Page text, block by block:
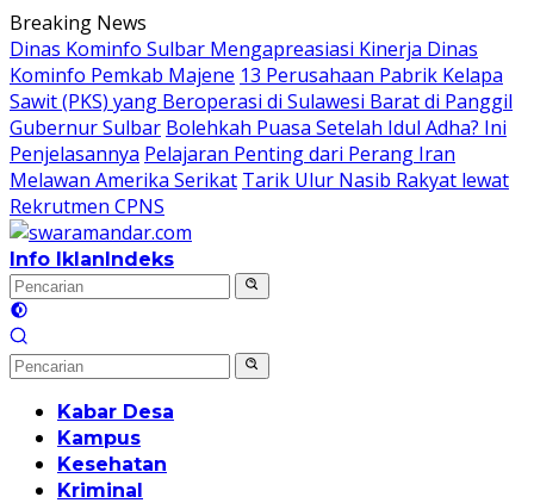
Langsung
ke
konten
Breaking News
Dinas Kominfo Sulbar Mengapreasiasi Kinerja Dinas
Kominfo Pemkab Majene 13 Perusahaan Pabrik Kelapa
Sawit (PKS) yang Beroperasi di Sulawesi Barat di Panggil
Gubernur Sulbar Bolehkah Puasa Setelah Idul Adha? Ini
Penjelasannya Pelajaran Penting dari Perang Iran
Melawan Amerika Serikat Tarik Ulur Nasib Rakyat lewat
Rekrutmen CPNS
Info IklanIndeks
Kabar Desa
Kampus
Kesehatan
Kriminal